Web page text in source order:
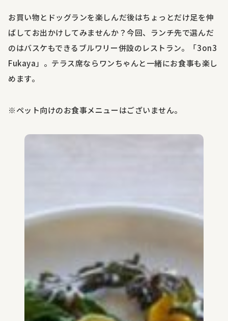
お買い物とドッグランを楽しんだ後はちょっとだけ足を伸
ばしてお出かけしてみませんか？今回、ランチ先で選んだ
のはバスケもできるブルワリー併設のレストラン。「3on3
Fukaya 」。テラス席ならワンちゃんと一緒にお食事も楽し
めます。
※ペット向けのお食事メニューはございません。